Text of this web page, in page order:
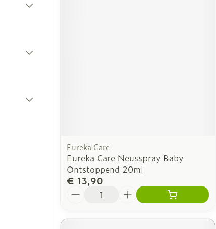
Eureka Care
Eureka Care Neusspray Baby
Ontstoppend 20ml
€ 13,90